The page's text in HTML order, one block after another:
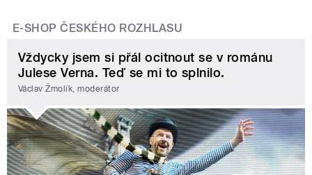
E-SHOP ČESKÉHO ROZHLASU
Vždycky jsem si přál ocitnout se v románu
Julese Verna. Teď se mi to splnilo.
Václav Žmolík, moderátor